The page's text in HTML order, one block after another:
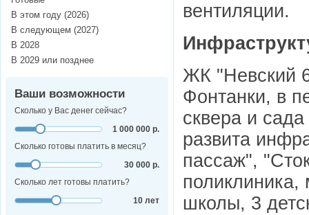
вентиляции.
ЖК "Невский
Фонтанки, в
сквера и
развита
пассаж",
школы, 3
В этом году (2026)
В следующем (2027)
В 2028
В 2029 или позднее
Ваши возможности
Сколько у Вас денег сейчас?
1 000 000 р.
Сколько готовы платить в месяц?
30 000 р.
Сколько лет готовы платить?
10 лет